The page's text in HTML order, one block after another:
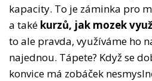
kapacity. To je záminka pro
a také kurzů, jak mozek
to ale pravda, využíváme ho
najednou. Tápete? Když se
konvice má zobáček